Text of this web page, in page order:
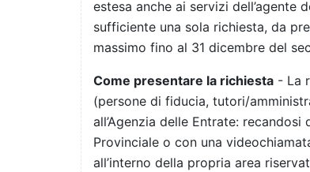
estesa anche ai servizi dell’agente
sufficiente una sola richiesta, da
massimo fino al 31 dicembre del
Come presentare la richiesta - La
(persone di fiducia, tutori/
all’Agenzia delle Entrate:
Provinciale o con una
all’interno della propria area